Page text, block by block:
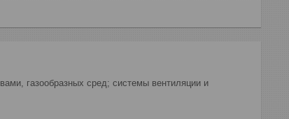
газообразных сред; системы вентиляции и